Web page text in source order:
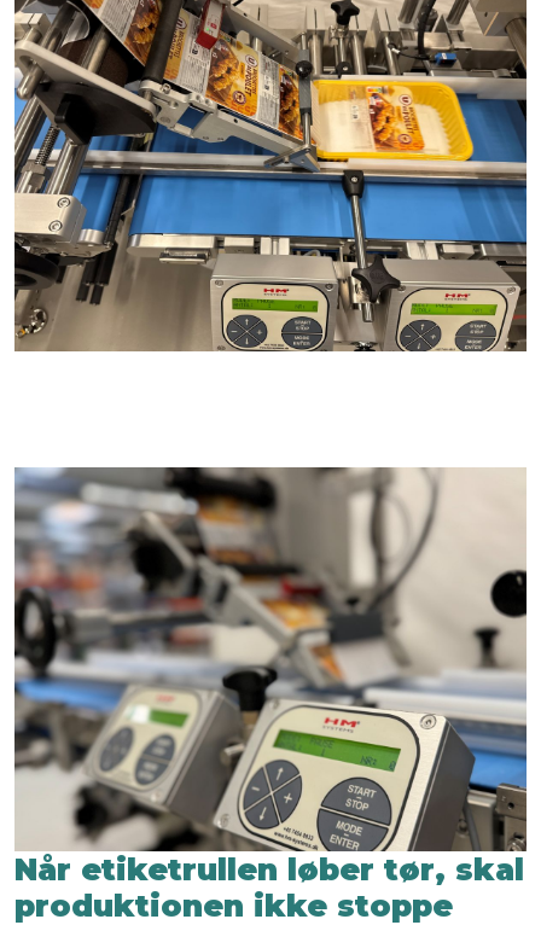
Når etiketrullen løber tør, skal
produktionen ikke stoppe